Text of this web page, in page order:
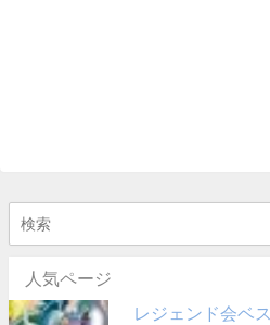
人気ページ
レジェンド会ベ